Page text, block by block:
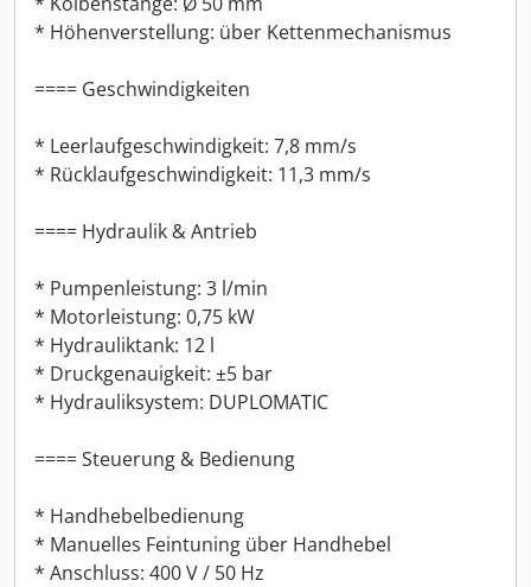
* Höhenverstellung: über Kettenmechanismus
==== Geschwindigkeiten
* Leerlaufgeschwindigkeit: 7,8 mm/s
* Rücklaufgeschwindigkeit: 11,3 mm/s
==== Hydraulik & Antrieb
* Pumpenleistung: 3 l/min
* Motorleistung: 0,75 kW
* Hydrauliktank: 12 l
* Druckgenauigkeit: ±5 bar
* Hydrauliksystem: DUPLOMATIC
==== Steuerung & Bedienung
* Handhebelbedienung
* Manuelles Feintuning über Handhebel
* Anschluss: 400 V / 50 Hz